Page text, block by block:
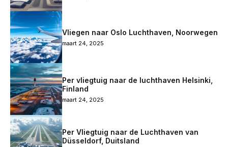
Vliegen naar Oslo Luchthaven, Noorwegen
maart 24, 2025
Per vliegtuig naar de luchthaven Helsinki,
Finland
maart 24, 2025
Per Vliegtuig naar de Luchthaven van
Düsseldorf, Duitsland